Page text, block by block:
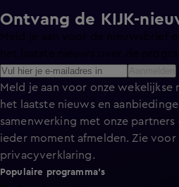
Ontvang de KIJK-
Meld je aan voor onze wekelijkse
het laatste nieuws en
samenwerking met onze
ieder moment afmelden. Zie
privacyverklaring.
Populaire programma's